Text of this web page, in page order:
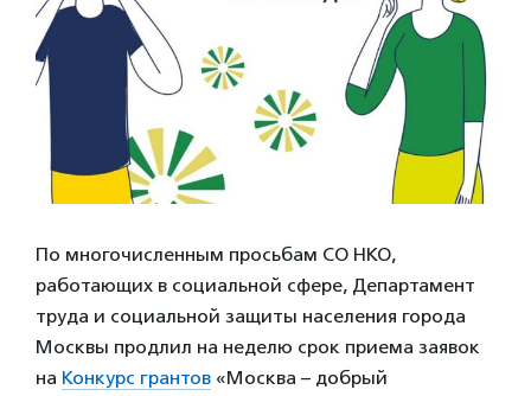
По многочисленным просьбам СО НКО,
работающих в социальной сфере, Департамент
труда и социальной защиты населения города
Москвы продлил на неделю срок приема заявок
на Конкурс грантов «Москва – добрый